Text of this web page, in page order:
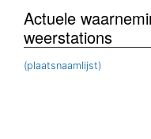
Actuele
weerstations
(plaatsnaamlijst)